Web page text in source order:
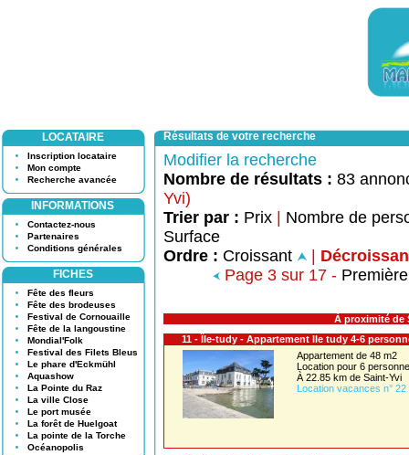
LOCATAIRE
Inscription locataire
Mon compte
Recherche avancée
INFORMATIONS
Contactez-nous
Partenaires
Conditions générales
FICHES
Fête des fleurs
Fête des brodeuses
Festival de Cornouaille
Fête de la langoustine
Mondial'Folk
Festival des Filets Bleus
Le phare d'Eckmühl
Aquashow
La Pointe du Raz
La ville Close
Le port musée
La forêt de Huelgoat
La pointe de la Torche
Océanopolis
Résultats de votre recherche
Modifier la recherche
Nombre de résultats : 83
Yvi)
Trier par : Prix
Nombre de
Surface
Ordre : Croissant
Page 3 sur 17 -
À proximité de
11 - Île-tudy - Appartement Ile tudy 4-6
Appartement de 48 m2
Location pour 6
À 22.85 km de Saint-Yvi
Location vacances n° 22